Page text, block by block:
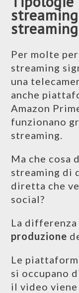
Per molte
streaming
una
anche
Amazon
funzionano
streaming.
Ma che
streaming di
diretta che
social?
La
produzione
Le
si occupano
il video